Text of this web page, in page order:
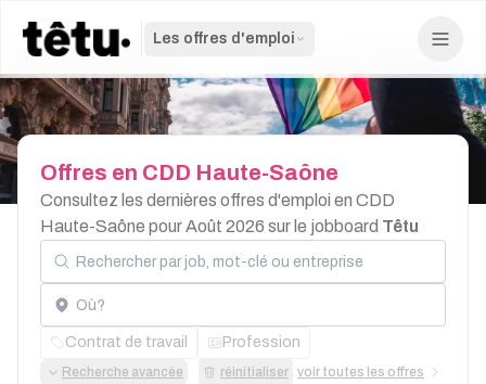
Les offres d'emploi
Offres en CDD Haute-Saône
Consultez les dernières offres d'emploi en CDD
Haute-Saône pour Août 2026 sur le jobboard Têtu
Rechercher par job, mot-clé ou entreprise
Localisation
Contrat de travail Profession
Recherche avancée réinitialiser voir toutes les offres